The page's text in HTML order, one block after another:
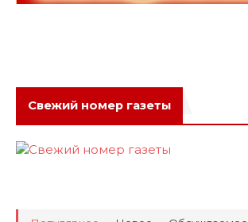
Свежий номер газеты